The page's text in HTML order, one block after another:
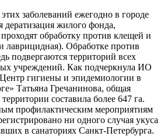
заболеваний ежегодно в городе
дератизация жилого фонда,
обработку против клещей и
лаврицидная). Обработке против
подвергаются территорий всех
учреждений. Как подчеркнула ИО
гигиены и эпидемиологии в
Татьяна Гречанинова, общая
составила более 647 га.
профилактическим мероприятиям
ни одного случая укуса
в санаториях Санкт-Петербурга.